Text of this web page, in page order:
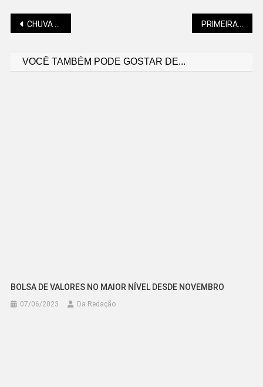
Navegação
CHUVA FORTE PREVISTA PARA TERÇA (26) NA REGIÃO
VOCÊ TAMBÉM PODE GOSTAR DE...
BOLSA DE VALORES NO MAIOR NÍVEL DESDE NOVEMBRO
07/06/2023 Da Redação